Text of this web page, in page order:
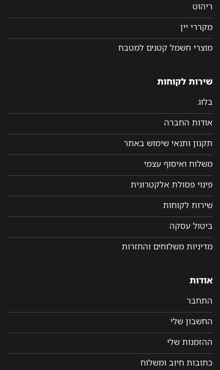
ריהוט
מקררי יין
מוצרי חשמל קטנים למטבח
שירות לקוחות
בלוג
אודות החברה
תקנון ותנאי שימוש באתר
משלוח ואיסוף עצמי
פינוי פסולת אלקטרונית
שירות לקוחות
ביטול עסקה
מדיניות משלוחים והחזרות
אודות
התחבר
החשבון שלי
ההזמנות שלי
כתובות חיוב ומשלוח